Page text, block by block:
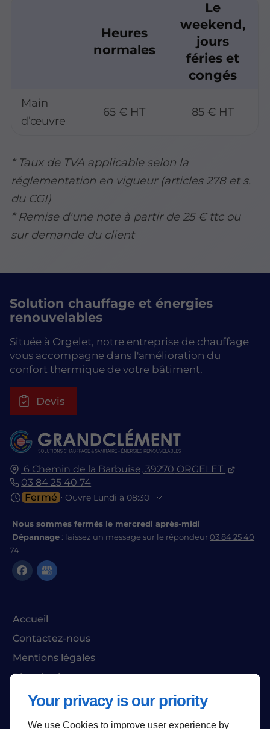
Your privacy is our priority
We use Cookies to improve user experience by
Heures
normales
Le
weekend,
jours
féries et
congés
Main
d’œuvre
65 € HT 85 € HT
* Taux de TVA applicable selon la
réglementation en vigueur (articles 278 et s.
du CGI)
* Remise d'une note à partir de 25 € ttc ou
sur demande du client
6 Chemin de la Barbuise, 39270 ORGELET
03 84 25 40 74
Fermé ⋅ Ouvre Lundi à 08:30
Nous sommes fermés le mercredi après-midi
Dépannage : laissez un message sur le répondeur03 84 25 40
74
Accueil
Contactez-nous
Mentions légales
Plan du site
Solution chauffage et énergies
renouvelables
Située à Orgelet, notre entreprise de chauffage
vous accompagne dans l'amélioration du
confort thermique de votre bâtiment.
Devis